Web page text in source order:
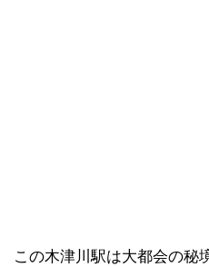
この木津川駅は大都会の秘